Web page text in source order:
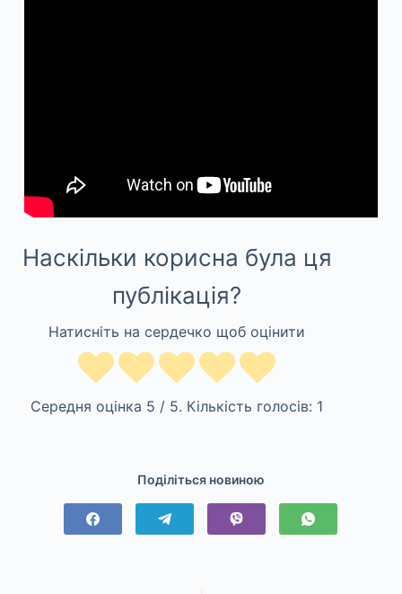
Наскільки корисна була ця
публікація?
Натисніть на сердечко щоб оцінити
Середня оцінка 5 / 5. Кількість голосів: 1
Поділіться новиною